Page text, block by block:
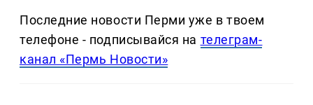
Последние новости Перми уже в твоем
телефоне - подписывайся на телеграм-
канал «Пермь Новости»